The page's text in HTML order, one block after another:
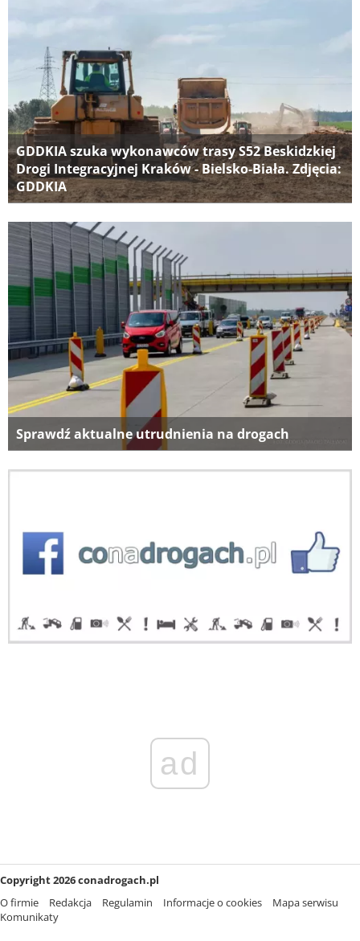
GDDKIA szuka wykonawców trasy S52 Beskidzkiej
Drogi Integracyjnej Kraków - Bielsko-Biała. Zdjęcia:
GDDKIA
Sprawdź aktualne utrudnienia na drogach
ad
Copyright 2026 conadrogach.pl
O firmie
Redakcja Regulamin Informacje o cookies
Mapa serwisu
Komunikaty